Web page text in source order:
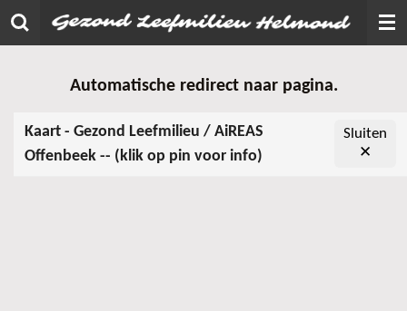
Ga
direct
Automatische redirect naar pagina.
Kaart - Gezond Leefmilieu / AiREAS
Offenbeek -- (klik op pin voor info)
Sluiten
✕